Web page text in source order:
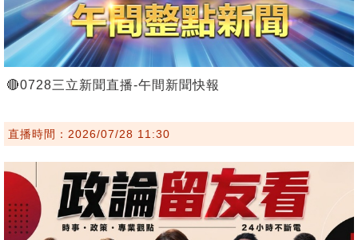
🔴0728三立新聞直播-午間新聞快報
直播時間：2026/07/28 11:30